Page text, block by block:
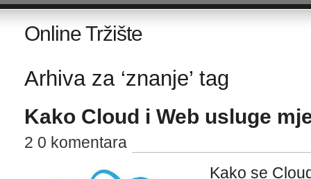
Online Tržište
Arhiva za ‘znanje’ tag
Kako Cloud i Web usluge
2 0 komentara
Kako se